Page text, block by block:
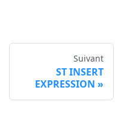
Suivant
ST INSERT
EXPRESSION